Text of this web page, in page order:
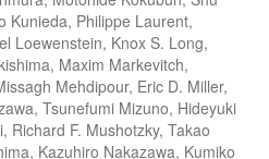
Kunieda, Philippe Laurent,
Loewenstein, Knox S. Long,
Maxim Markevitch,
Mehdipour, Eric D. Miller,
Tsunefumi Mizuno, Hideyuki
Richard F. Mushotzky, Takao
Kazuhiro Nakazawa, Kumiko